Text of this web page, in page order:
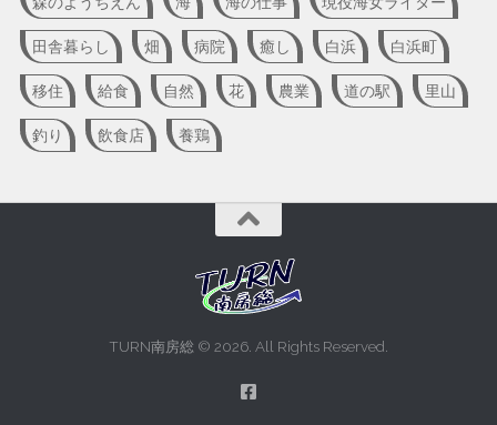
田舎暮らし 畑 病院 癒し 白浜 白浜町
移住 給食 自然 花 農業 道の駅 里山
釣り 飲食店 養鶏
TURN南房総 © 2026. All Rights Reserved.